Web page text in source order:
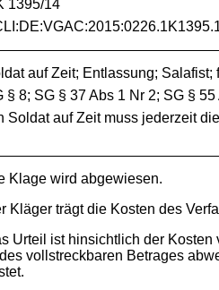
1395/14
auf Zeit; Entlassung;
§ 8; SG § 37 Abs 1 Nr 2; SG § 55
Soldat auf Zeit muss jederzeit
Klage wird abgewiesen.
Kläger trägt die Kosten des
Urteil ist hinsichtlich der
vollstreckbaren Betrages